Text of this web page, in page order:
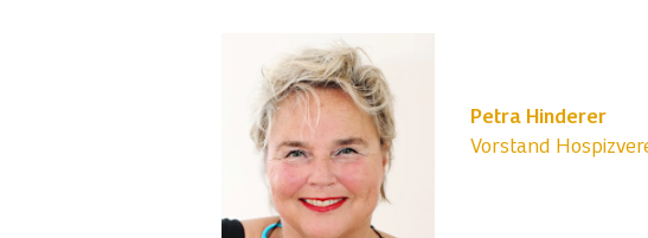
Petra Hinderer
Vorstand